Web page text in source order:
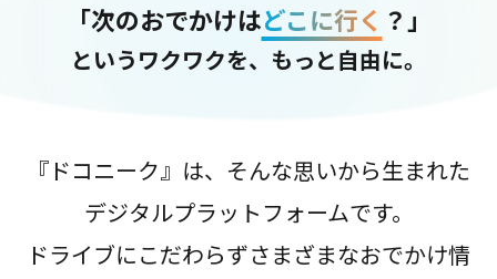
「次のおでかけはどこに行く ？」
というワクワクを、もっと自由に。
『ドコニーク』は、そんな思いから生まれた
デジタルプラットフォームです。
ドライブにこだわらずさまざまなおでかけ情